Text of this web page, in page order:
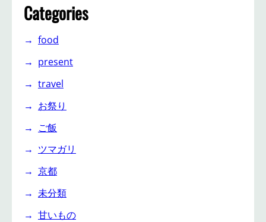
Categories
food
present
travel
お祭り
ご飯
ツマガリ
京都
未分類
甘いもの